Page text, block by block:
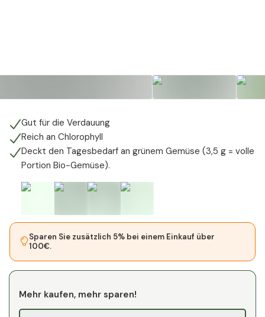
Gut für die Verdauung
Reich an Chlorophyll
Deckt den Tagesbedarf an grünem Gemüse (3,5 g = volle
Portion Bio-Gemüse).
Sparen Sie zusätzlich 5% bei einem Einkauf über
100€.
Mehr kaufen, mehr sparen!